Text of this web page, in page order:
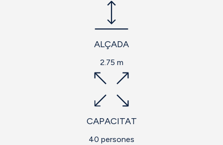
ALÇADA
2.75 m
CAPACITAT
40 persones